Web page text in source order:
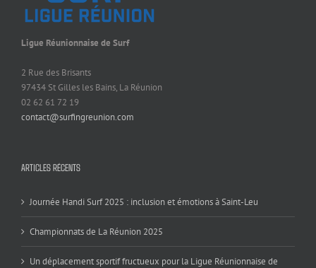
Ligue Réunionnaise de Surf
2 Rue des Brisants
97434 St Gilles les Bains, La Réunion
02 62 61 72 19
contact@surfingreunion.com
ARTICLES RÉCENTS
Journée Handi Surf 2025 : inclusion et émotions à Saint-Leu
Championnats de La Réunion 2025
Un déplacement sportif fructueux pour la Ligue Réunionnaise de